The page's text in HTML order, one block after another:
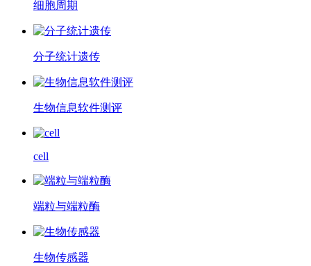
细胞周期
分子统计遗传
生物信息软件测评
cell
端粒与端粒酶
生物传感器